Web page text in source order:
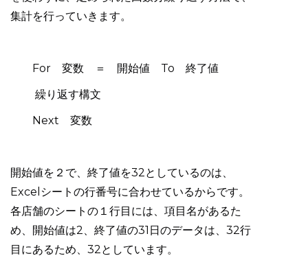
集計を行っていきます。
For 変数 ＝ 開始値 To 終了値
繰り返す構文
Next 変数
開始値を２で、終了値を32としているのは、
Excelシートの行番号に合わせているからです。
各店舗のシートの１行目には、項目名があるた
め、開始値は2、終了値の31日のデータは、32行
目にあるため、32としています。